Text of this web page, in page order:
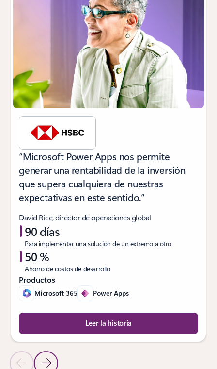
“Microsoft Power Apps nos permite
generar una rentabilidad de la inversión
que supera cualquiera de nuestras
expectativas en este sentido.”
David Rice, director de operaciones global
90 días
Para implementar una solución de un extremo a otro
50 %
Ahorro de costos de desarrollo
Productos
Microsoft 365 Power Apps
Leer la historia